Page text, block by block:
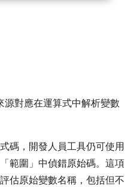
源對應在運算式中解析變數
碼，開發人員工具仍可使用
範圍」 中偵錯原始碼。這項
估原始變數名稱，包括但不